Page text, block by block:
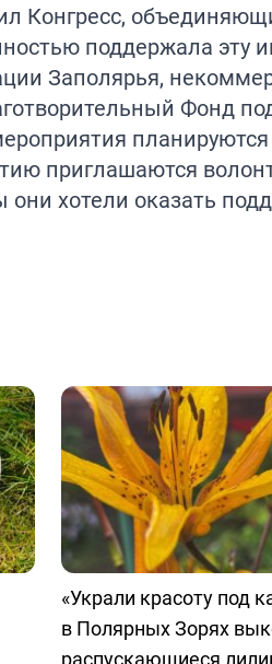
Конгресс,
поддержала эту
Заполярья,
Фонд
приглашаются
хотели оказать
«Украли красоту под
в Полярных Зорях
распускающиеся